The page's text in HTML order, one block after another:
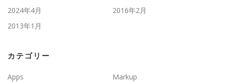
2024年4月
2016年2月
2013年1月
カテゴリー
Apps
Markup